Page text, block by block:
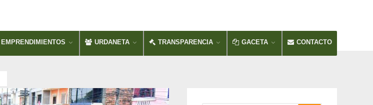
EMPRENDIMIENTOS URDANETA TRANSPARENCIA GACETA CONTACTO